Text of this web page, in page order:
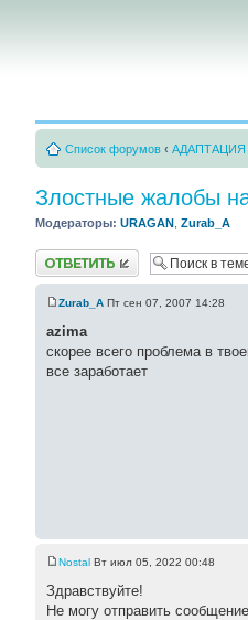
Список форумов ‹ АДАПТАЦИЯ
Злостные жалобы
Модераторы: URAGAN Zurab_A
Ответить
Zurab_A Пт сен 07, 2007 14:28
azima
скорее всего проблема в
все заработает
Nostal Вт июл 05, 2022 00:48
Здравствуйте!
Не могу отправить